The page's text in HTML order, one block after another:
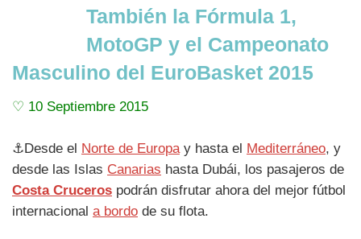
También la Fórmula 1,
MotoGP y el Campeonato
Masculino del EuroBasket 2015
♡ 10 Septiembre 2015
⚓Desde el Norte de Europay hasta el Mediterráneo, y
desde las Islas Canarias hasta Dubái, los pasajeros de
Costa Cruceros podrán disfrutar ahora del mejor fútbol
internacional a bordo de su flota.